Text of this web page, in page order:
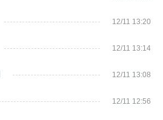
12/11 13:20
12/11 13:14
12/11 13:08
12/11 12:56